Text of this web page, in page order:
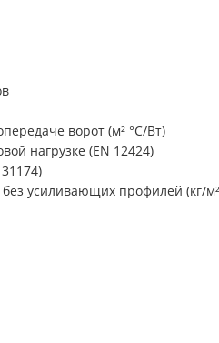
ворот (м² °С/Вт)
нагрузке (EN 12424)
усиливающих профилей (кг/